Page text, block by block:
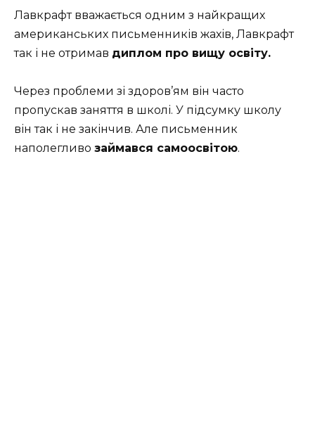
Лавкрафт вважається одним з найкращих
американських письменників жахів, Лавкрафт
так і не отримав диплом про вищу освіту.
Через проблеми зі здоров’ям він часто
пропускав заняття в школі. У підсумку школу
він так і не закінчив. Але письменник
наполегливо займався самоосвітою.